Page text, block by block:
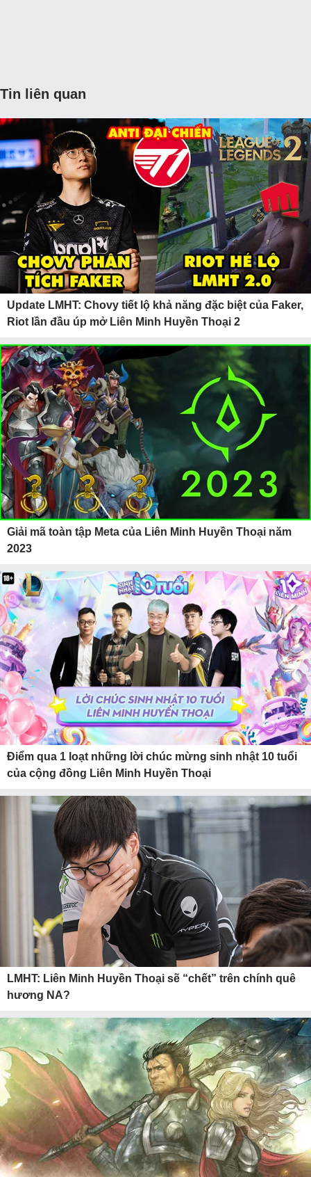
Tin liên quan
Update LMHT: Chovy tiết lộ khả năng đặc biệt của Faker,
Riot lần đầu úp mở Liên Minh Huyền Thoại 2
Giải mã toàn tập Meta của Liên Minh Huyền Thoại năm
2023
Điểm qua 1 loạt những lời chúc mừng sinh nhật 10 tuổi
của cộng đồng Liên Minh Huyền Thoại
LMHT: Liên Minh Huyền Thoại sẽ “chết” trên chính quê
hương NA?